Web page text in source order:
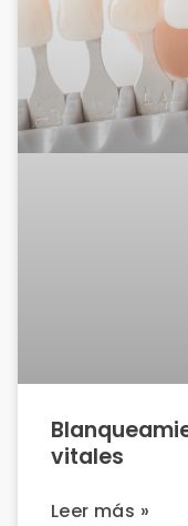
vitales
Leer más »